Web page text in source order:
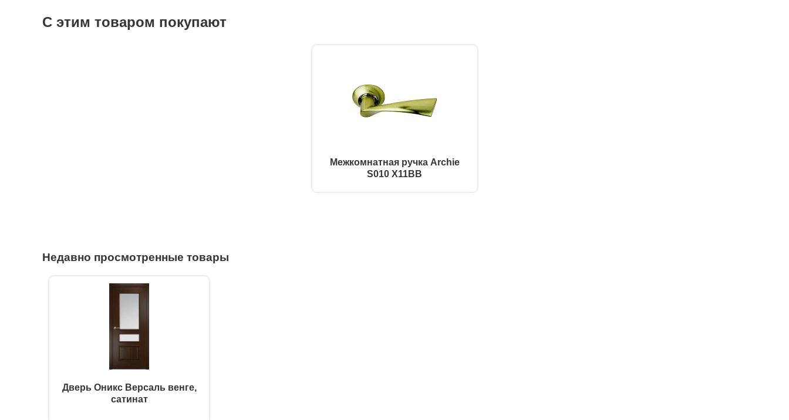
С этим товаром покупают
Межкомнатная ручка Archie
S010 X11BB
Недавно просмотренные товары
Дверь Оникс Версаль венге,
сатинат